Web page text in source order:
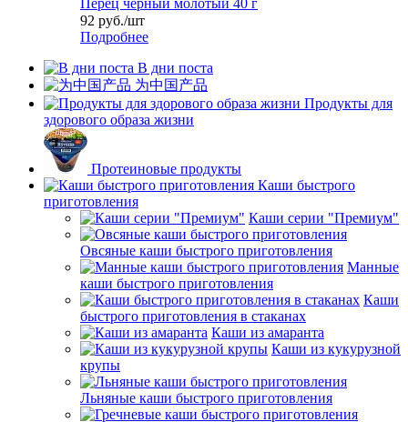
Перец черный молотый 40 г
92 руб./шт
Подробнее
В дни поста
为中国产品
Продукты для
здорового образа жизни
Протеиновые продукты
Каши быстрого
приготовления
Каши серии "Премиум"
Овсяные каши быстрого приготовления
Манные
каши быстрого приготовления
Каши
быстрого приготовления в стаканах
Каши из амаранта
Каши из кукурузной
крупы
Льняные каши быстрого приготовления